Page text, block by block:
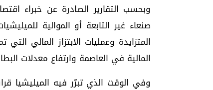
وبحسب التقارير الصادرة عن خبراء
صنعاء غير التابعة أو الموالية
المتزايدة وعمليات الابتزاز المالي
المالية في العاصمة وارتفاع معدلات
وفي الوقت الذي تبرّر فيه الميليشيا